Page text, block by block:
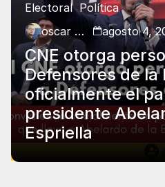
Electoral Política
oscar charry
agosto 4,
CNE otorga
Defensores de la
oficialmente el
presidente
Espriella